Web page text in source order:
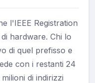
l'IEEE Registration
hardware. Chi lo
di quel prefisso e
con i restanti 24
di indirizzi